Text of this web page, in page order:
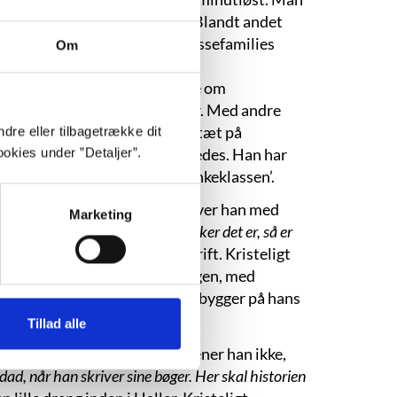
Om
eller tilbagetrække dit
under ”Detaljer”.
Marketing
Tillad alle
har altid en hovedrolle. Blandt andet
historie om en middelklassefamilies
en historie fra gamle dage om
og uden muligheder. Med andre
humoristisk sprog går han tæt på
med at være anderledes. Han har
Selv var han nær endt i ’sinkeklassen’.
normer. Generelt skriver han med
romaner, eller hvad pokker det er, så er
i hovedet, skal ned på skrift. Kristeligt
han skriver igen og igen, med
i ”Når krigen slutter”, der bygger på hans
børn eller voksne. Selv mener han ikke,
når han skriver sine bøger. Her skal historien